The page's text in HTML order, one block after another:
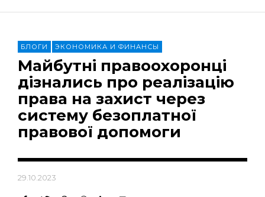
БЛОГИ ЭКОНОМИКА И ФИНАНСЫ
Майбутні правоохоронці
дізнались про реалізацію
права на захист через
систему безоплатної
правової допомоги
29.10.2023